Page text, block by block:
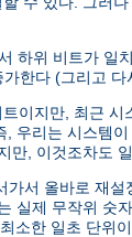
하위 비트가 일
한다 (그리고 다
이지만, 최근 시
우리는 시스템
만, 이것조차도
서 올바로 재설
실제 무작위 숫
소한 일초 단위